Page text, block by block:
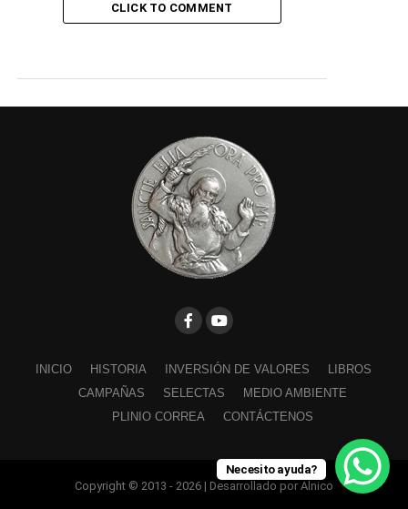
CLICK TO COMMENT
INICIO HISTORIA INVERSIÓN DE VALORES
LIBROS
CAMPAÑAS
SELECTAS
MEDIO AMBIENTE
PLINIO CORREA
CONTÁCTENOS
Copyright © 2013 - 2026 | Desarrollado por Alnico
Necesito ayuda?